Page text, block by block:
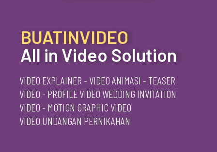
BUATINVIDEO
All in Video Solution
VIDEO EXPLAINER - VIDEO ANIMASI - TEASER
VIDEO - PROFILE VIDEO WEDDING INVITATION
VIDEO - MOTION GRAPHIC VIDEO
VIDEO UNDANGAN PERNIKAHAN